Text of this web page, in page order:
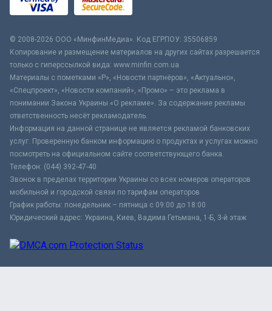
© 2008-2026 ООО «МинфинМедиа». Код ЕГРПОУ: 35506859
Копирование и размещение материалов на других сайтах разрешается
только с гиперссылкой вида: www.minfin.com.ua
Материалы с пометками «Р», «Новости партнёров», «Актуально»,
«Спецпроект», «Новости компаний», «Промо» – это реклама в
понимании Закона Украины «О рекламе». За содержание рекламы
ответственность несёт рекламодатель.
Информация на данной странице не является рекламой банковских
услуг. Проверенную банком информацию о продуктах и услугах можно
посмотреть на официальном сайте соответствующего банка.
Телефон: (044) 392-47-40
Звонок в пределах территории Украины со всех номеров операторов
мобильной и городской связи по тарифам операторов
График работы: понедельник – пятница с 09:00 до 18:00
Юридический адрес: Украина, Киев, Вадима Гетьмана, 1-Б, 3-й этаж